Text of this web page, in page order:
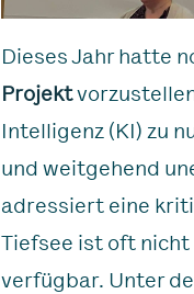
Dieses Jahr hatte
Projekt
Intelligenz (KI) zu
und weitgehend
adressiert eine
Tiefsee ist oft
verfügbar. Unter